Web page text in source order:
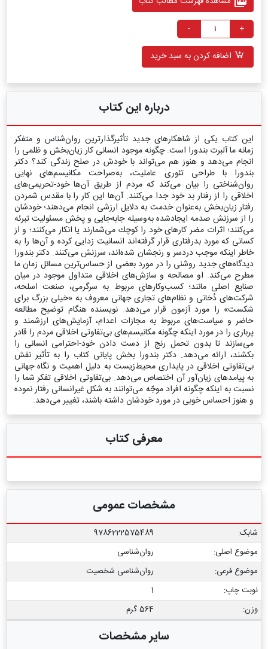
+
-
اضافه کردن به سبد خرید
درباره این کتاب
این كتاب یكی از شاهكارهای جدید تأثیرگذارترین روان‌شناس و متفكر
زمانه ما آلبرت بندورا است. چگونه موجود انسانی كار زیان‌بخش و ظلمی را
انجام می‌دهد و هنوز هم می‌تواند با خودش در صلح زندگی كند؟ دكتر
بندورا با طراحی تئوری عاملیت، به‌صراحت مكانیسم‌های نهایی
روان‌شناختی را بیان می‌كند كه مردم از طریق آن‌ها خود-تحریمی‌های
اخلاقی را از رفتار بد خود جدا می‌كنند. آن‌ها این كار را با مقدس شمردن
رفتار زیان‌بخش به‌عنوان خدمت به دلایل ارزشی انجام می‌دهند؛ خودشان
را از سرزنش صدمه ایجادشده به‌وسیله جابه‌جایی و پخش مسئولیت تبرئه
می‌کنند؛ اثرات مضر كارهای خود را كوچك می‌شمارند یا انكار می‌کنند؛ و از
كسانی كه مورد بدرفتاری قرار گرفته‌اند انسانیت زدایی كرده و آن‌ها را به
خاطر اینكه موجب دردسر و رنجشان شده‌اند، سرزنش می‌كنند. دكتر بندورا
دیدگاه‌های جدید روشنی را در مورد بعضی از حساس‌ترین مسائل زمان ما
مطرح می‌كند. او مصالحه و سازش‌های اخلاقی متداول موجود در میان
صنایع اصلی مانند؛ کسب‌وکارهای مربوط به سرگرمی، صنعت اسلحه،
شركت‌‌های دُخانی و نظام‌های تجاری جهانی معروف به «خیلی بزرگ برای
شكست» را مورد آزمون قرار می‌دهد. نویسنده هنگام توضیح مطالعه
حاضر و سیاست‌های مربوط به مجازات اعدام، آزمایش‌های ارزشمند و
پرباری را در مورد اینكه چگونه مکانیسم‌های بی‌تفاوتی اخلاقی مردم را قادر
می‌سازند تا بدون تحمل رنج از دست دادن خود-احترامی انسانی را
بكشند، ارائه می‌دهد. دكتر بندورا بخش پایانی كتاب را به تأثیر نقش
بی‌تفاوتی اخلاقی در پایداری محیط‌زیست به دلیل اهمیت و نگاه جهانی
به پیامدهای زیان‌آور آن اختصاص می‌دهد. بی‌تفاوتی اخلاقی تفكر شما را
نسبت به اینكه چگونه افراد موجّه می‌توانند به شكل غیرانسانی رفتار نموده
و هنوز احساس خوبی در مورد خودشان داشته باشند، تغییر می‌دهد.
معرفی کتاب
مشخصات عمومی
شابک:
9786222575489
موضوع اصلی:
روان‌شناسی
موضوع فرعی:
روان‌شناسی شخصیت
نوبت چاپ:
1
وزن:
564 گرم
سایر مشخصات